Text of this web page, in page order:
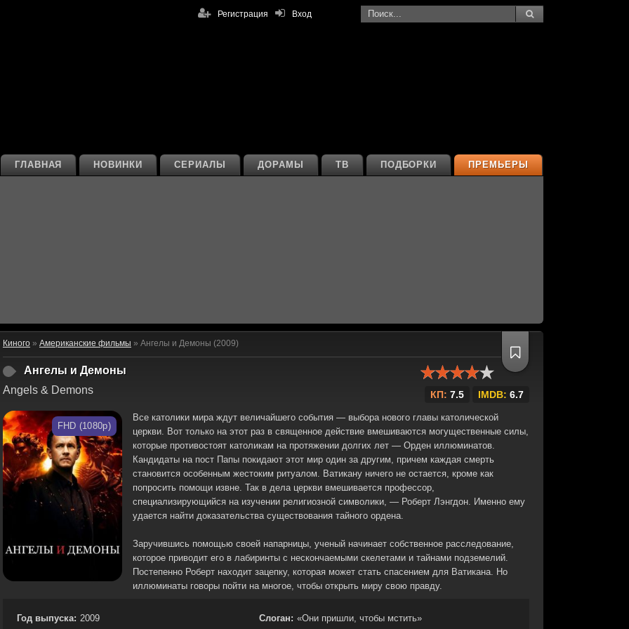
Вход
Регистрация
ПРЕМЬЕРЫ
ПОДБОРКИ
ТВ
ДОРАМЫ
СЕРИАЛЫ
НОВИНКИ
ГЛАВНАЯ
Киного » Американские фильмы » Ангелы и Демоны (2009)
Ангелы и Демоны
Angels & Demons
КП: 7.5 IMDB: 6.7
FHD (1080p)
Все католики мира ждут величайшего события — выбора нового главы католической
церкви. Вот только на этот раз в священное действие вмешиваются могущественные силы,
которые противостоят католикам на протяжении долгих лет — Орден иллюминатов.
Кандидаты на пост Папы покидают этот мир один за другим, причем каждая смерть
становится особенным жестоким ритуалом. Ватикану ничего не остается, кроме как
попросить помощи извне. Так в дела церкви вмешивается профессор,
специализирующийся на изучении религиозной символики, — Роберт Лэнгдон. Именно ему
удается найти доказательства существования тайного ордена.
Заручившись помощью своей напарницы, ученый начинает собственное расследование,
которое приводит его в лабиринты с нескончаемыми скелетами и тайнами подземелий.
Постепенно Роберт находит зацепку, которая может стать спасением для Ватикана. Но
иллюминаты говоры пойти на многое, чтобы открыть миру свою правду.
Год выпуска: 2009
Слоган: «Они пришли, чтобы мстить»